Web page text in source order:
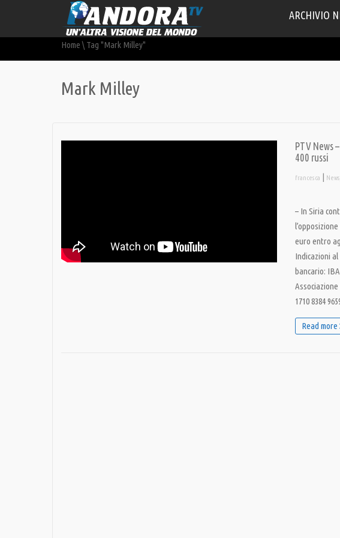
ARCHIVIO
Home \ Tag "Mark Milley"
Mark Milley
PTV News
400 russi
francesca | News
– In Siria
euro entro
Indicazioni
bancario:
1710 8384
Read more